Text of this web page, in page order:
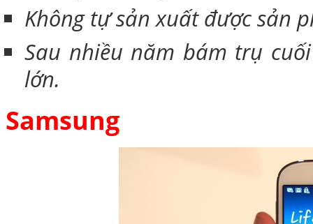
Không tự sản xuất được sản
Sau nhiều năm bám trụ
lớn.
Samsung